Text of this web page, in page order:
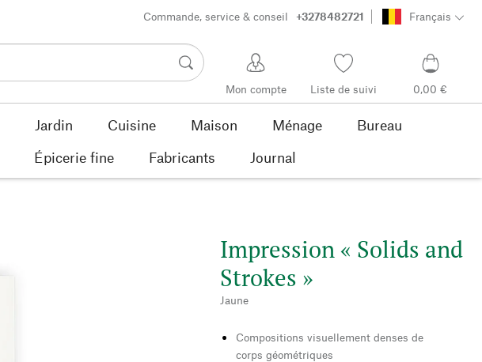
Commande, service & conseil +3278482721 Français
Mon compte Liste de suivi 0,00 €
Jardin Cuisine Maison Ménage
Bureau
Épicerie fine Fabricants Journal
Impression « Solids and
Strokes »
Jaune
Compositions visuellement denses de
corps géométriques